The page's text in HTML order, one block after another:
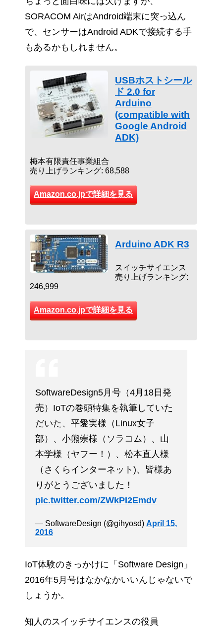
SORACOM AirはAndroid端末に突っ込ん
で、センサーはAndroid ADKで接続する手
もあるかもしれません。
USBホストシール
ド 2.0 for
Arduino
(compatible with
Google Android
ADK)
梅本有限責任事業組合
売り上げランキング: 68,588
Amazon.co.jpで詳細を見る
Arduino ADK R3
スイッチサイエンス
売り上げランキング:
246,999
Amazon.co.jpで詳細を見る
SoftwareDesign5月号（4月18日発
売）IoTの巻頭特集を執筆していた
だいた、平愛実様（Linux女子
部）、小熊崇様（ソラコム）、山
本学様（ヤフー！）、松本直人様
（さくらインターネット)、皆様あ
りがとうございました！
pic.twitter.com/ZWkPI2Emdv
— SoftwareDesign (@gihyosd) April 15,
2016
IoT体験のきっかけに「Software Design」
2016年5月号はなかなかいいんじゃないで
しょうか。
知人のスイッチサイエンスの役員